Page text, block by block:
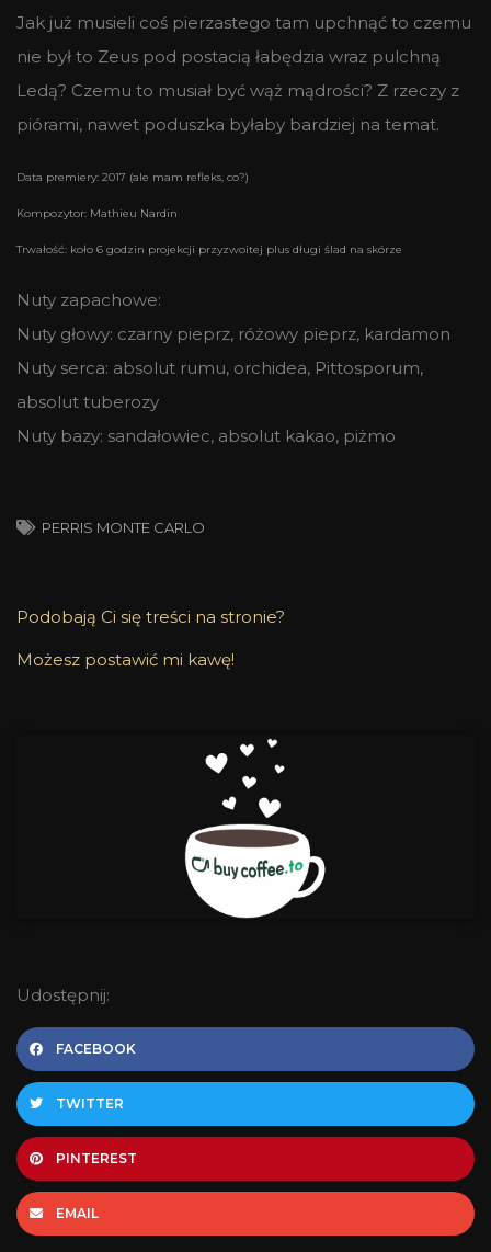
Jak już musieli coś pierzastego tam upchnąć to czemu
nie był to Zeus pod postacią łabędzia wraz pulchną
Ledą? Czemu to musiał być wąż mądrości? Z rzeczy z
piórami, nawet poduszka byłaby bardziej na temat.
Data premiery: 2017 (ale mam refleks, co?)
Kompozytor: Mathieu Nardin
Trwałość: koło 6 godzin projekcji przyzwoitej plus długi ślad na skórze
Nuty zapachowe:
Nuty głowy: czarny pieprz, różowy pieprz, kardamon
Nuty serca: absolut rumu, orchidea, Pittosporum,
absolut tuberozy
Nuty bazy: sandałowiec, absolut kakao, piżmo
PERRIS MONTE CARLO
Podobają Ci się treści na stronie?
Możesz postawić mi kawę!
Udostępnij:
FACEBOOK
TWITTER
PINTEREST
EMAIL